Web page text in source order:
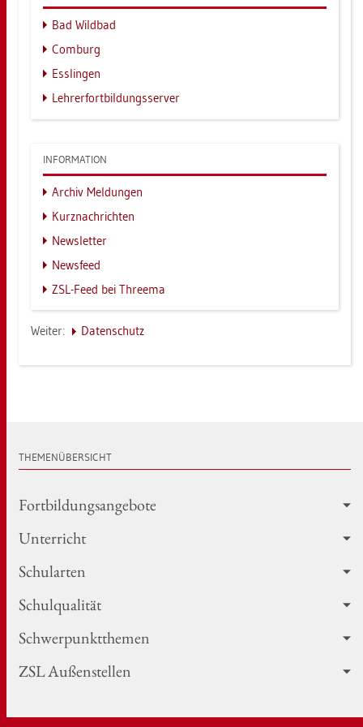
Bad Wild­bad
Com­burg
Ess­lin­gen
Leh­rer­fort­bil­dungs­ser­ver
IN­FOR­MA­TI­ON
Ar­chiv Mel­dun­gen
Kurz­nach­rich­ten
News­let­ter
News­feed
ZSL-Feed bei Three­ma
Wei­ter: Da­ten­schutz
THE­MEN­ÜBER­SICHT
Fort­bil­dungs­an­ge­bo­te
Un­ter­richt
Schul­ar­ten
Schul­qua­li­tät
Schwer­punkt­the­men
ZSL Au­ßen­stel­len